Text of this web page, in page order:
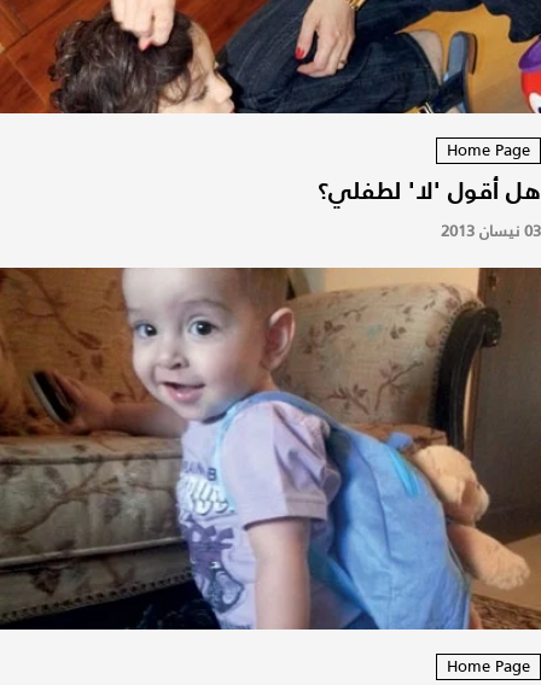
Home Page
هل أقول 'لا' لطفلي؟
03 نيسان 2013
Home Page